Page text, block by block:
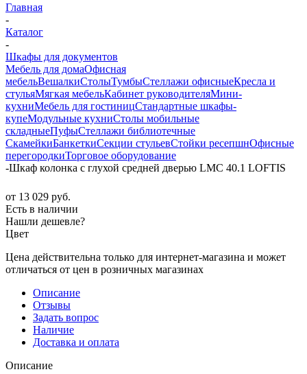
Главная
-
Каталог
-
Шкафы для документов
Мебель для домаОфисная
мебельВешалкиСтолыТумбыСтеллажи офисныеКресла и
стульяМягкая мебельКабинет руководителяМини-
кухниМебель для гостиницСтандартные шкафы-
купеМодульные кухниСтолы мобильные
складныеПуфыСтеллажи библиотечные
СкамейкиБанкеткиСекции стульевСтойки ресепшнОфисные
перегородкиТорговое оборудование
-Шкаф колонка с глухой средней дверью LMC 40.1 LOFTIS
от 13 029 руб.
Есть в наличии
Нашли дешевле?
Цвет
Цена действительна только для интернет-магазина и может
отличаться от цен в розничных магазинах
Описание
Отзывы
Задать вопрос
Наличие
Доставка и оплата
Описание